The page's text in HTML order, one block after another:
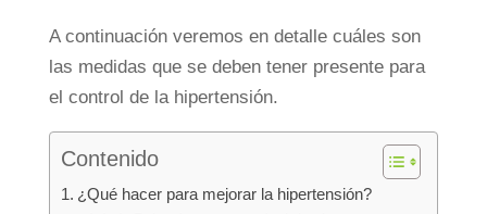
A continuación veremos en detalle cuáles son
las medidas que se deben tener presente para
el control de la hipertensión.
Contenido
¿Qué hacer para mejorar la hipertensión?